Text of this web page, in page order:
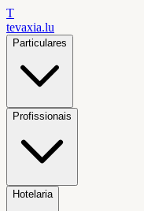
T
tevaxia.lu
Particulares
Profissionais
Hotelaria